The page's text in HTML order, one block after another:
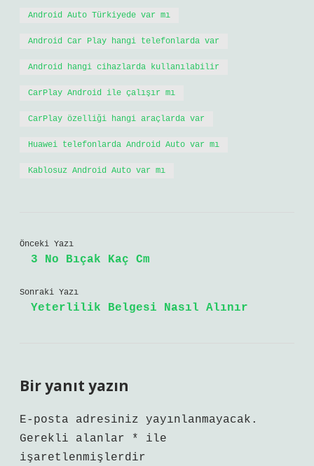
Android Auto Türkiyede var mı
Android Car Play hangi telefonlarda var
Android hangi cihazlarda kullanılabilir
CarPlay Android ile çalışır mı
CarPlay özelliği hangi araçlarda var
Huawei telefonlarda Android Auto var mı
Kablosuz Android Auto var mı
Önceki Yazı
3 No Bıçak Kaç Cm
Sonraki Yazı
Yeterlilik Belgesi Nasıl Alınır
Bir yanıt yazın
E-posta adresiniz yayınlanmayacak.
Gerekli alanlar
*
ile
işaretlenmişlerdir